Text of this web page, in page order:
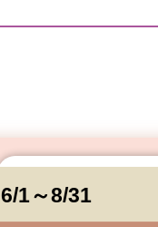
6/1～8/31